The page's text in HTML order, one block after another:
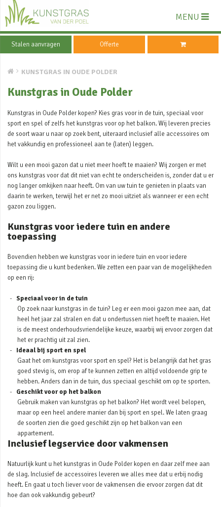
MENU
Stalen aanvragen Offerte
KUNSTGRAS IN OUDE POLDER
Kunstgras in Oude Polder
Kunstgras in Oude Polder kopen? Kies gras voor in de tuin, speciaal voor
sport en spel of zelfs het kunstgras voor op het balkon. Wij leveren precies
de soort waar u naar op zoek bent, uiteraard inclusief alle accessoires om
het vakkundig en professioneel aan te (laten) leggen.
Wilt u een mooi gazon dat u niet meer hoeft te maaien? Wij zorgen er met
ons kunstgras voor dat dit niet van echt te onderscheiden is, zonder dat u er
nog langer omkijken naar heeft. Om van uw tuin te genieten in plaats van
daarin te werken, terwijl het er net zo mooi uitziet als wanneer er een echt
gazon zou liggen.
Kunstgras voor iedere tuin en andere
toepassing
Bovendien hebben we kunstgras voor in iedere tuin en voor iedere
toepassing die u kunt bedenken. We zetten een paar van de mogelijkheden
op een rij:
Speciaal voor in de tuin
Op zoek naar kunstgras in de tuin? Leg er een mooi gazon mee aan, dat
heel het jaar zal stralen en dat u ondertussen niet hoeft te maaien. Het
is de meest onderhoudsvriendelijke keuze, waarbij wij ervoor zorgen dat
het er prachtig uit zal zien.
Ideaal bij sport en spel
Gaat het om kunstgras voor sport en spel? Het is belangrijk dat het gras
goed stevig is, om erop af te kunnen zetten en altijd voldoende grip te
hebben. Anders dan in de tuin, dus speciaal geschikt om op te sporten.
Geschikt voor op het balkon
Gebruik maken van kunstgras op het balkon? Het wordt veel belopen,
maar op een heel andere manier dan bij sport en spel. We laten graag
de soorten zien die goed geschikt zijn op het balkon van een
appartement.
Inclusief legservice door vakmensen
Natuurlijk kunt u het kunstgras in Oude Polder kopen en daar zelf mee aan
de slag. Inclusief de accessoires leveren we alles mee dat u erbij nodig
heeft. En gaat u toch liever voor de vakmensen die ervoor zorgen dat dit
hoe dan ook vakkundig gebeurt?